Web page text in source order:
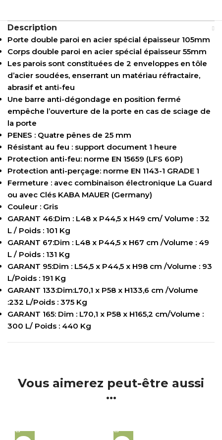
Description
Porte double paroi en acier spécial épaisseur 105mm
Corps double paroi en acier spécial épaisseur 55mm
Les parois sont constituées de 2 enveloppes en tôle
d’acier soudées, enserrant un matériau réfractaire,
abrasif et anti-feu
Une barre anti-dégondage en position fermé
empêche l’ouverture de la porte en cas de sciage de
la porte
PENES : Quatre pênes de 25 mm
Résistant au feu : support document 1 heure
Protection anti-feu: norme EN 15659 (LFS 60P)
Protection anti-perçage: norme EN 1143-1 GRADE 1
Fermeture : avec combinaison électronique La Guard
ou avec Clés KABA MAUER (Germany)
Couleur : Gris
GARANT 46:Dim : L48 x P44,5 x H49 cm/ Volume : 32
L / Poids : 101 Kg
GARANT 67:Dim : L48 x P44,5 x H67 cm /Volume : 49
L / Poids : 131 Kg
GARANT 95:Dim : L54,5 x P44,5 x H98 cm /Volume : 93
L/Poids : 191 Kg
GARANT 133:Dim:L70,1 x P58 x H133,6 cm /Volume
:232 L/Poids : 375 Kg
GARANT 165: Dim : L70,1 x P58 x H165,2 cm/Volume :
300 L/ Poids : 440 Kg
Vous aimerez peut-être aussi
...